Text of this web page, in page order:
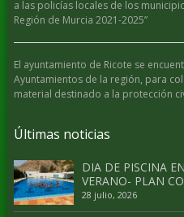
a las policías locales de los
Región de Murcia 2021-2025”
El ayuntamiento de Ricote se
Ayuntamientos de la región, para
material destinado a la protección
Últimas noticias
DIA DE PISCINA
VERANO- PLAN
28 julio, 2026